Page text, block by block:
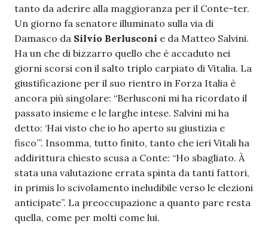
tanto da aderire alla maggioranza per il Conte-ter.
Un giorno fa senatore illuminato sulla via di
Damasco da Silvio Berlusconi e da Matteo Salvini.
Ha un che di bizzarro quello che è accaduto nei
giorni scorsi con il salto triplo carpiato di Vitalia. La
giustificazione per il suo rientro in Forza Italia è
ancora più singolare: “Berlusconi mi ha ricordato il
passato insieme e le larghe intese. Salvini mi ha
detto: ‘Hai visto che io ho aperto su giustizia e
fisco’”. Insomma, tutto finito, tanto che ieri Vitali ha
addirittura chiesto scusa a Conte: “Ho sbagliato. À
stata una valutazione errata spinta da tanti fattori,
in primis lo scivolamento ineludibile verso le elezioni
anticipate”. La preoccupazione a quanto pare resta
quella, come per molti come lui.